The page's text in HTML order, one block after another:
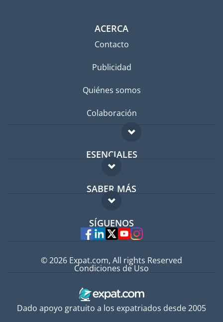
ACERCA
Contacto
Publicidad
Quiénes somos
Colaboración
ESENCIALES
Foro para expatriados
Guía para expatriados
Trabajos en el extranjero
SABER MÁS
FAQ
Expertos
SÍGUENOS
Dado apoyo gratuito a los expatriados desde 2005
© 2026 Expat.com, All rights Reserved
Condiciones de Uso